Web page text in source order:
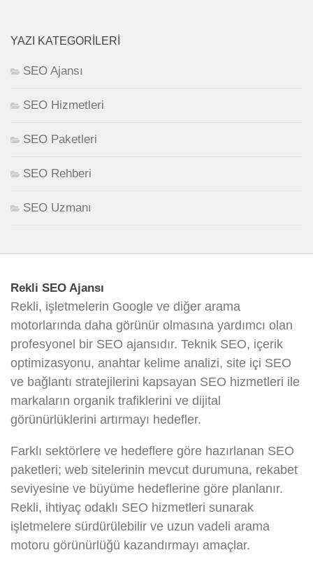
YAZI KATEGORILERI
SEO Ajansı
SEO Hizmetleri
SEO Paketleri
SEO Rehberi
SEO Uzmanı
Rekli SEO Ajansı
Rekli, işletmelerin Google ve diğer arama
motorlarında daha görünür olmasına yardımcı olan
profesyonel bir SEO ajansıdır. Teknik SEO, içerik
optimizasyonu, anahtar kelime analizi, site içi SEO
ve bağlantı stratejilerini kapsayan SEO hizmetleri ile
markaların organik trafiklerini ve dijital
görünürlüklerini artırmayı hedefler.
Farklı sektörlere ve hedeflere göre hazırlanan SEO
paketleri; web sitelerinin mevcut durumuna, rekabet
seviyesine ve büyüme hedeflerine göre planlanır.
Rekli, ihtiyaç odaklı SEO hizmetleri sunarak
işletmelere sürdürülebilir ve uzun vadeli arama
motoru görünürlüğü kazandırmayı amaçlar.